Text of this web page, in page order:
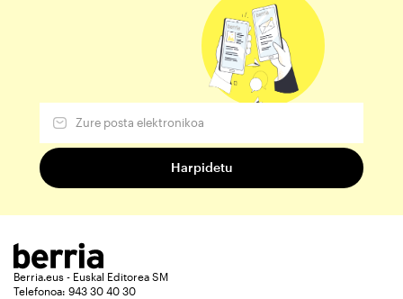
Berria.eus - Euskal Editorea SM
Telefonoa: 943 30 40 30